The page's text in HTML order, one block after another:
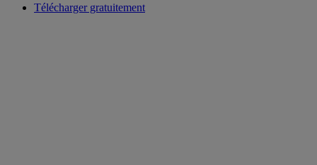
Télécharger gratuitement